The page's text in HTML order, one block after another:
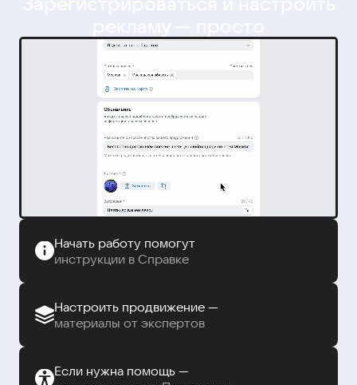
Начать работу помогут
инструкции в Справке
Настроить продвижение —
материалы от экспертов
Если нужна помощь —